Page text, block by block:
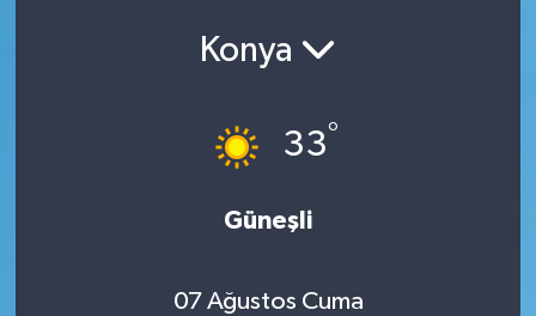
Konya
33°
Güneşli
07 Ağustos Cuma